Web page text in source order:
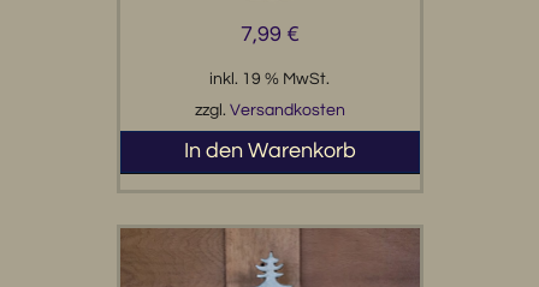
7,99 €
inkl. 19 % MwSt.
zzgl. Versandkosten
In den Warenkorb